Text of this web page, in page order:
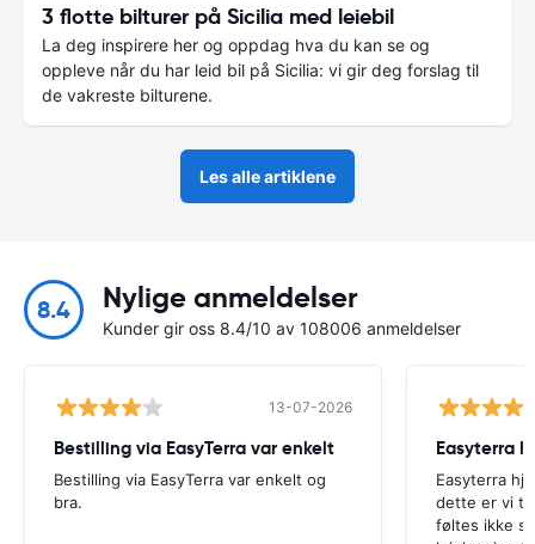
3 flotte bilturer på Sicilia med leiebil
La deg inspirere her og oppdag hva du kan se og
oppleve når du har leid bil på Sicilia: vi gir deg forslag til
de vakreste bilturene.
Les alle artiklene
8.4 Nylige anmeldelser
Kunder gir oss 8.4/10 av 108006 anmeldelser
13-07-2026
Bestilling via EasyTerra var enkelt
Bestilling via EasyTerra var enkelt og
bra.
Easyterra
dette er vi
føltes ikke